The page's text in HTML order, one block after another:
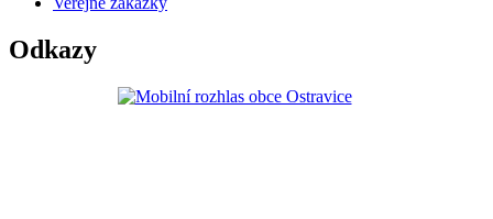
Odkazy